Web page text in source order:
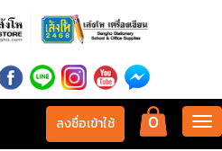
0
ลงชื่อเข้าใช้